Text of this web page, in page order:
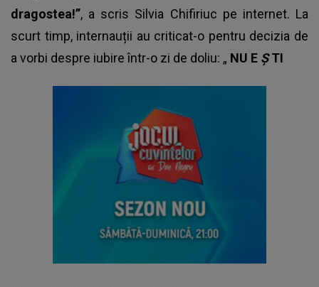
dragostea!”, a scris Silvia Chifiriuc pe internet. La
scurt timp, internauții au criticat-o pentru decizia de
a vorbi despre iubire într-o zi de doliu: „ NU E ȘTI